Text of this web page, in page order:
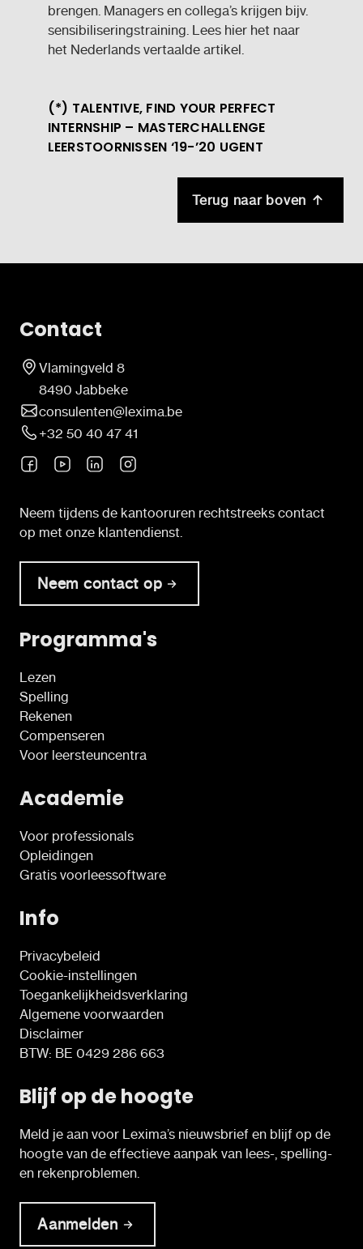
brengen. Managers en collega’s krijgen bijv.
sensibiliseringstraining. Lees hier het naar
het Nederlands vertaalde artikel.
(*) TALENTIVE, FIND YOUR PERFECT
INTERNSHIP – MASTERCHALLENGE
LEERSTOORNISSEN ‘19-’20 UGENT
Terug naar boven
Contact
Vlamingveld 8
8490 Jabbeke
consulenten@lexima.be
+32 50 40 47 41
Neem tijdens de kantooruren rechtstreeks contact
op met onze klantendienst.
Neem contact op
Programma's
Lezen
Spelling
Rekenen
Compenseren
Voor leersteuncentra
Academie
Voor professionals
Opleidingen
Gratis voorleessoftware
Info
Privacybeleid
Cookie-instellingen
Toegankelijkheidsverklaring
Algemene voorwaarden
Disclaimer
BTW: BE 0429 286 663
Blijf op de hoogte
Meld je aan voor Lexima’s nieuwsbrief en blijf op de
hoogte van de effectieve aanpak van lees-, spelling-
en rekenproblemen.
Aanmelden